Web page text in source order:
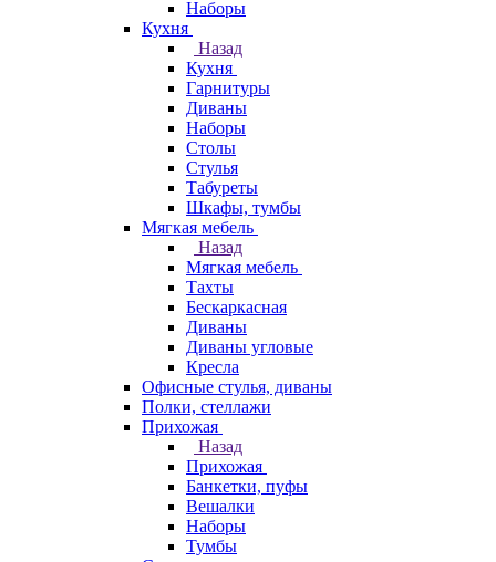
Наборы
Кухня
Назад
Кухня
Гарнитуры
Диваны
Наборы
Столы
Стулья
Табуреты
Шкафы, тумбы
Мягкая мебель
Назад
Мягкая мебель
Тахты
Бескаркасная
Диваны
Диваны угловые
Кресла
Офисные стулья, диваны
Полки, стеллажи
Прихожая
Назад
Прихожая
Банкетки, пуфы
Вешалки
Наборы
Тумбы